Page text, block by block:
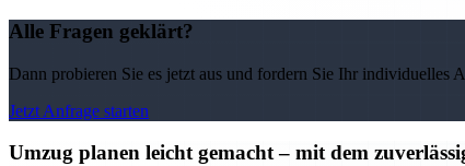
Alle Fragen geklärt?
Dann probieren Sie es jetzt aus und fordern Sie Ihr individuelles
Jetzt Anfrage starten
Umzug planen leicht gemacht – mit dem